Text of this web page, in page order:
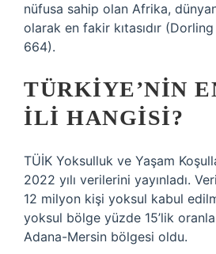
nüfusa sahip olan Afrika,
olarak en fakir kıtasıdır
664).
TÜRKIYE’NIN
ILI HANGISI?
TÜİK Yoksulluk ve Yaşam
2022 yılı verilerini yayınladı.
12 milyon kişi yoksul kabul
yoksul bölge yüzde 15’lik
Adana-Mersin bölgesi oldu.